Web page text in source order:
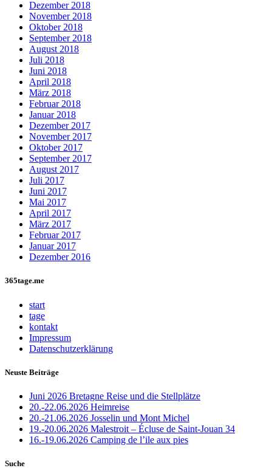
Dezember 2018
November 2018
Oktober 2018
September 2018
August 2018
Juli 2018
Juni 2018
April 2018
März 2018
Februar 2018
Januar 2018
Dezember 2017
November 2017
Oktober 2017
September 2017
August 2017
Juli 2017
Juni 2017
Mai 2017
April 2017
März 2017
Februar 2017
Januar 2017
Dezember 2016
365tage.me
start
tage
kontakt
Impressum
Datenschutzerklärung
Neuste Beiträge
Juni 2026 Bretagne Reise und die Stellplätze
20.-22.06.2026 Heimreise
20.-21.06.2026 Josselin und Mont Michel
19.-20.06.2026 Malestroit – Écluse de Saint-Jouan 34
16.-19.06.2026 Camping de l’ile aux pies
Suche